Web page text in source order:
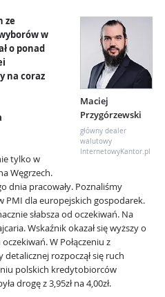
Maciej
Przygórzewski
główny dealer
walutowy
InternetowyKantor.pl
ze
w
o ponad
na coraz
tylko w
Węgrzech.
dnia pracowały. Poznaliśmy
PMI dla europejskich gospodarek.
słabsza od oczekiwań. Na
Wskaźnik okazał się wyższy o
W Połączeniu z
rozpoczął się ruch
polskich kredytobiorców
drogę z 3,95zł na 4,00zł.